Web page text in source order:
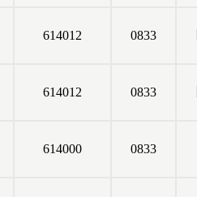
614012 0833
614012 0833
614000 0833